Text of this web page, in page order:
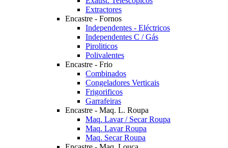
Extractores
Encastre - Fornos
Independentes - Eléctricos
Independentes C / Gás
Piroliticos
Polivalentes
Encastre - Frio
Combinados
Congeladores Verticais
Frigorificos
Garrafeiras
Encastre - Maq. L. Roupa
Maq. Lavar / Secar Roupa
Maq. Lavar Roupa
Maq. Secar Roupa